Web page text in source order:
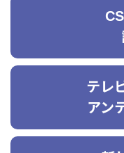
テレ
アン